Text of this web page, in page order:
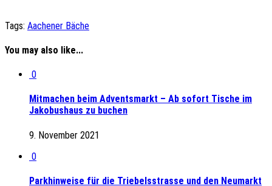
Tags: Aachener Bäche
You may also like...
0
Mitmachen beim Adventsmarkt – Ab sofort Tische im
Jakobushaus zu buchen
9. November 2021
0
Parkhinweise für die Triebelsstrasse und den Neumarkt